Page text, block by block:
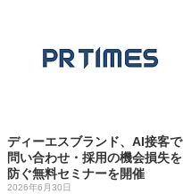
ディーエスブランド、AI接客で
問い合わせ・採用の機会損失を
防ぐ無料セミナーを開催
2026年6月30日